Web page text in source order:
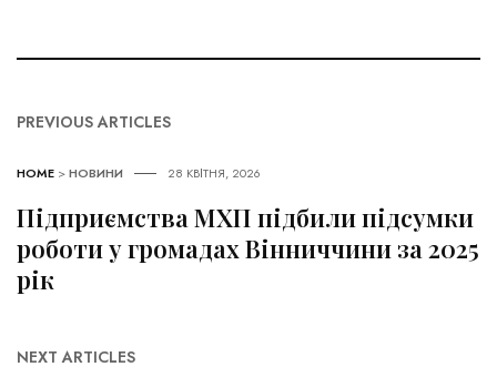
PREVIOUS ARTICLES
HOME >НОВИНИ 28 КВІТНЯ, 2026
Підприємства МХП підбили підсумки
роботи у громадах Вінниччини за 2025
рік
NEXT ARTICLES